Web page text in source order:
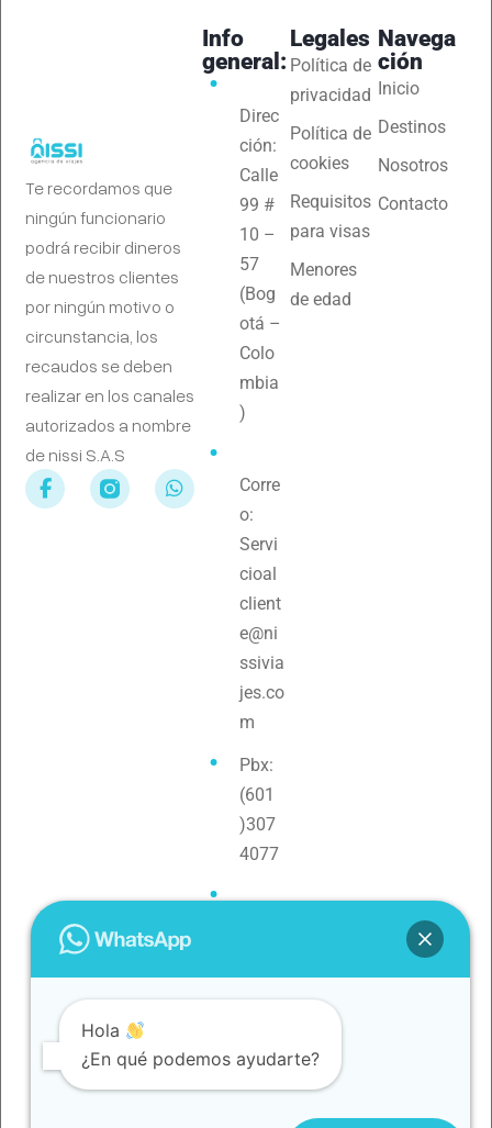
Te recordamos que
ningún funcionario
podrá recibir dineros
de nuestros clientes
por ningún motivo o
circunstancia, los
recaudos se deben
realizar en los canales
autorizados a nombre
de nissi S.A.S
Navega
ción
Inicio
Destinos
Nosotros
Contacto
Legales
Política de
privacidad
Política de
cookies
Requisitos
para visas
Menores
de edad
Info
general:
Direc
ción:
Calle
99 #
10 –
57
(Bog
otá –
Colo
mbia
)
Corre
o:
Servi
cioal
client
e@ni
ssivia
jes.co
m
Pbx:
(601
)307
4077
Hola
¿En qué podemos ayudarte?